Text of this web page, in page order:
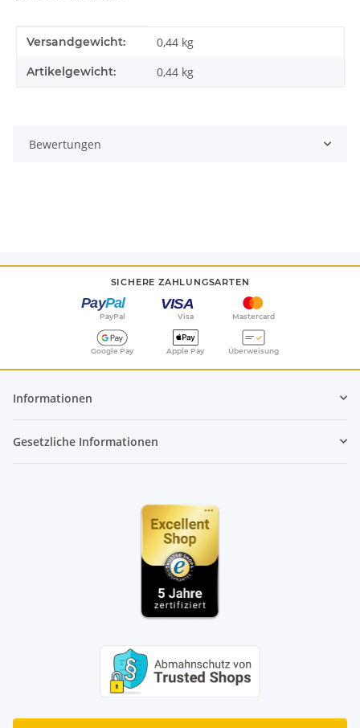
Produkteigenschaft
Wert
Versandgewicht: 0,44 kg
Artikelgewicht: 0,44 kg
Bewertungen
SICHERE ZAHLUNGSARTEN
PayPal Visa Mastercard
Google Pay Apple Pay Überweisung
Informationen
Gesetzliche Informationen